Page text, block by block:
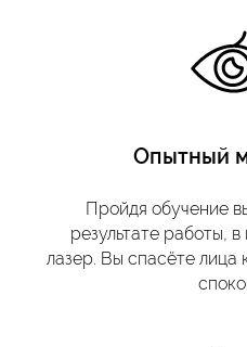
Опытный
Пройдя обучение
результате работы,
лазер. Вы спасёте лица